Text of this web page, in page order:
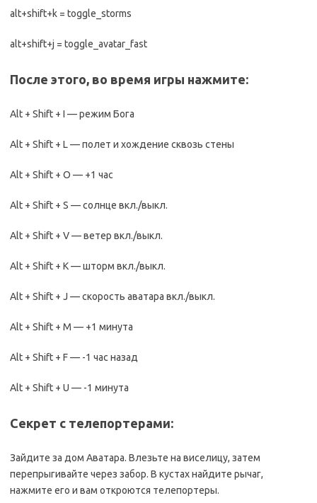
alt+shift+k = toggle_storms
alt+shift+j = toggle_avatar_fast
После этого, во время игры нажмите:
Alt + Shift + I — режим Бога
Alt + Shift + L — полет и хождение сквозь стены
Alt + Shift + O — +1 час
Alt + Shift + S — солнце вкл./выкл.
Alt + Shift + V — ветер вкл./выкл.
Alt + Shift + K — шторм вкл./выкл.
Alt + Shift + J — скорость аватара вкл./выкл.
Alt + Shift + M — +1 минута
Alt + Shift + F — -1 час назад
Alt + Shift + U — -1 минута
Секрет с телепортерами:
Зайдите за дом Аватара. Влезьте на виселицу, затем
перепрыгивайте через забор. В кустах найдите рычаг,
нажмите его и вам откроются телепортеры.